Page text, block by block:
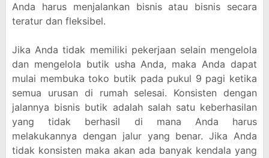
Anda harus menjalankan bisnis atau bisnis secara
teratur dan fleksibel.
Jika Anda tidak memiliki pekerjaan selain mengelola
dan mengelola butik usha Anda, maka Anda dapat
mulai membuka toko butik pada pukul 9 pagi ketika
semua urusan di rumah selesai. Konsisten dengan
jalannya bisnis butik adalah salah satu keberhasilan
yang tidak berhasil di mana Anda harus
melakukannya dengan jalur yang benar. Jika Anda
tidak konsisten maka akan ada banyak kendala yang